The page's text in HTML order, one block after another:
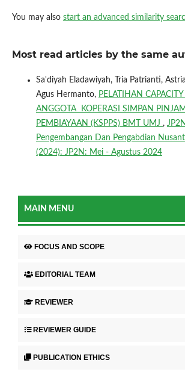
You may also start an advanced similarity
Most read articles by the same
Sa'diyah Eladawiyah, Tria Patrianti,
Agus Hermanto, PELATIHAN
ANGGOTA KOPERASI SIMPAN
PEMBIAYAAN (KSPPS) BMT UMJ ,
Pengembangan Dan Pengabdian
(2024): JP2N: Mei - Agustus 2024
MAIN MENU
FOCUS AND SCOPE
EDITORIAL TEAM
REVIEWER
REVIEWER GUIDE
PUBLICATION ETHICS